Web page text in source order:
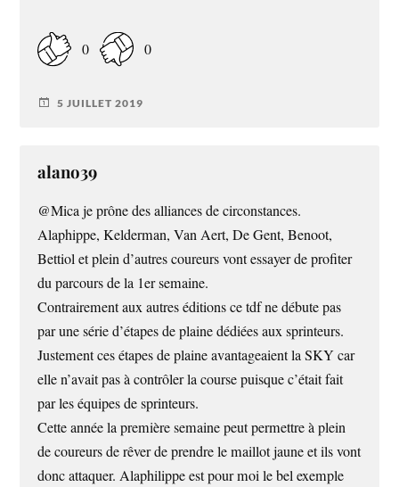
0 0
5 JUILLET 2019
alano39
@Mica je prône des alliances de circonstances.
Alaphippe, Kelderman, Van Aert, De Gent, Benoot,
Bettiol et plein d’autres coureurs vont essayer de profiter
du parcours de la 1er semaine.
Contrairement aux autres éditions ce tdf ne débute pas
par une série d’étapes de plaine dédiées aux sprinteurs.
Justement ces étapes de plaine avantageaient la SKY car
elle n’avait pas à contrôler la course puisque c’était fait
par les équipes de sprinteurs.
Cette année la première semaine peut permettre à plein
de coureurs de rêver de prendre le maillot jaune et ils vont
donc attaquer. Alaphilippe est pour moi le bel exemple